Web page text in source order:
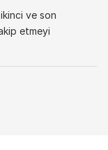
ve son
etmeyi